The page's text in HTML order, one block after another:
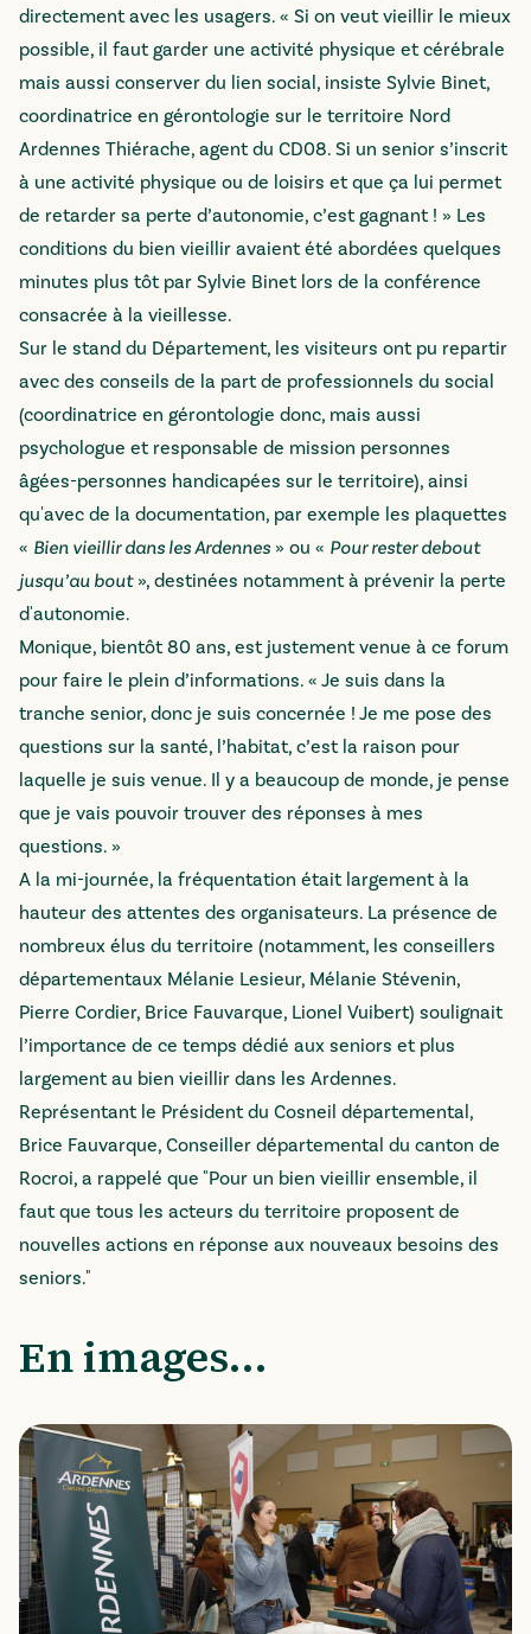
directement avec les usagers. « Si on veut vieillir le mieux
possible, il faut garder une activité physique et cérébrale
mais aussi conserver du lien social, insiste Sylvie Binet,
coordinatrice en gérontologie sur le territoire Nord
Ardennes Thiérache, agent du CD08. Si un senior s’inscrit
à une activité physique ou de loisirs et que ça lui permet
de retarder sa perte d’autonomie, c’est gagnant ! » Les
conditions du bien vieillir avaient été abordées quelques
minutes plus tôt par Sylvie Binet lors de la conférence
consacrée à la vieillesse.
Sur le stand du Département, les visiteurs ont pu repartir
avec des conseils de la part de professionnels du social
(coordinatrice en gérontologie donc, mais aussi
psychologue et responsable de mission personnes
âgées-personnes handicapées sur le territoire), ainsi
qu'avec de la documentation, par exemple les plaquettes
« Bien vieillir dans les Ardennes » ou « Pour rester debout
jusqu’au bout », destinées notamment à prévenir la perte
d'autonomie.
Monique, bientôt 80 ans, est justement venue à ce forum
pour faire le plein d’informations. « Je suis dans la
tranche senior, donc je suis concernée ! Je me pose des
questions sur la santé, l’habitat, c’est la raison pour
laquelle je suis venue. Il y a beaucoup de monde, je pense
que je vais pouvoir trouver des réponses à mes
questions. »
A la mi-journée, la fréquentation était largement à la
hauteur des attentes des organisateurs. La présence de
nombreux élus du territoire (notamment, les conseillers
départementaux Mélanie Lesieur, Mélanie Stévenin,
Pierre Cordier, Brice Fauvarque, Lionel Vuibert) soulignait
l’importance de ce temps dédié aux seniors et plus
largement au bien vieillir dans les Ardennes.
Représentant le Président du Cosneil départemental,
Brice Fauvarque, Conseiller départemental du canton de
Rocroi, a rappelé que "Pour un bien vieillir ensemble, il
faut que tous les acteurs du territoire proposent de
nouvelles actions en réponse aux nouveaux besoins des
seniors."
En images...